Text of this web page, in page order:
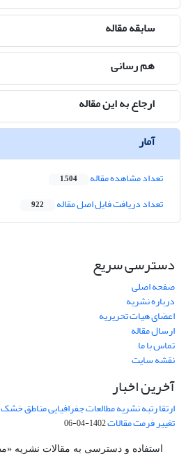
سابقه مقاله
هم رسانی
ارجاع به این مقاله
آمار
تعداد مشاهده مقاله 1,504
تعداد دریافت فایل اصل مقاله 922
دسترسی سریع
صفحه اصلی
درباره نشریه
اعضای هیات تحریریه
ارسال مقاله
تماس با ما
نقشه سایت
آخرین اخبار
ارتقا رتبه نشریه مطالعات جفرافیایی مناطق خشک
تغییر فرمت مقالات1402-04-06
استفاده و دسترسی به مقالات نشریه